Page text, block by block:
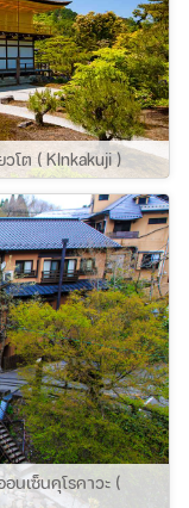
โต ( KInkakuji )
เซ็นคุโรคาวะ (